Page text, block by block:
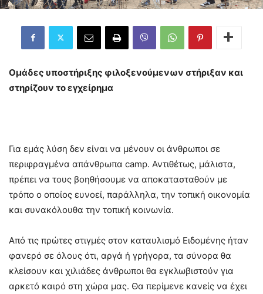
Ομάδες υποστήριξης φιλοξενούμενων στήριξαν και
στηρίζουν το εγχείρημα
Για εμάς λύση δεν είναι να μένουν οι άνθρωποι σε
περιφραγμένα απάνθρωπα camp. Αντιθέτως, μάλιστα,
πρέπει να τους βοηθήσουμε να αποκατασταθούν με
τρόπο ο οποίος ευνοεί, παράλληλα, την τοπική οικονομία
και συνακόλουθα την τοπική κοινωνία.
Από τις πρώτες στιγμές στον καταυλισμό Ειδομένης ήταν
φανερό σε όλους ότι, αργά ή γρήγορα, τα σύνορα θα
κλείσουν και χιλιάδες άνθρωποι θα εγκλωβιστούν για
αρκετό καιρό στη χώρα μας. Θα περίμενε κανείς να έχει